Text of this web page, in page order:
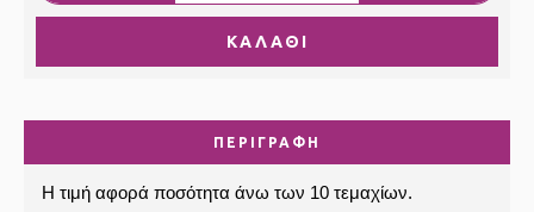
ΚΑΛΆΘΙ
ΠΕΡΙΓΡΑΦΉ
Η τιμή αφορά ποσότητα άνω των 10 τεμαχίων.